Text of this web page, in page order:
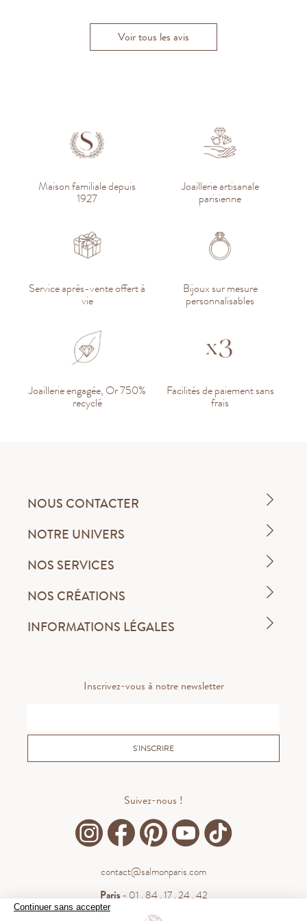
Continuer sans accepter
Voir tous les avis
Maison familiale depuis
1927
Joaillerie artisanale
parisienne
Service après-vente offert à
vie
Bijoux sur mesure
personnalisables
Joaillerie engagée, Or 750%
recyclé
Facilités de paiement sans
frais
NOUS CONTACTER
NOTRE UNIVERS
NOS SERVICES
NOS CRÉATIONS
INFORMATIONS LÉGALES
Inscrivez-vous à notre newsletter
S'INSCRIRE
Suivez-nous !
contact@salmonparis.com
Paris- 01 . 84 . 17 . 24 . 42